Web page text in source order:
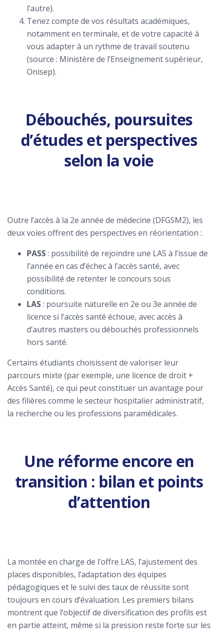
l’autre).
Tenez compte de vos résultats académiques,
notamment en terminale, et de votre capacité à
vous adapter à un rythme de travail soutenu
(source : Ministère de l’Enseignement supérieur,
Onisep).
Débouchés, poursuites
d’études et perspectives
selon la voie
Outre l’accès à la 2e année de médecine (DFGSM2), les
deux voies offrent des perspectives en réorientation :
PASS: possibilité de rejoindre une LAS à l’issue de
l’année en cas d’échec à l’accès santé, avec
possibilité de retenter le concours sous
conditions.
LAS: poursuite naturelle en 2e ou 3e année de
licence si l’accès santé échoue, avec accès à
d’autres masters ou débouchés professionnels
hors santé.
Certains étudiants choisissent de valoriser leur
parcours mixte (par exemple, une licence de droit +
Accès Santé), ce qui peut constituer un avantage pour
des filières comme le secteur hospitalier administratif,
la recherche ou les professions paramédicales.
Une réforme encore en
transition : bilan et points
d’attention
La montée en charge de l’offre LAS, l’ajustement des
places disponibles, l’adaptation des équipes
pédagogiques et le suivi des taux de réussite sont
toujours en cours d’évaluation. Les premiers bilans
montrent que l’objectif de diversification des profils est
en partie atteint, même si la pression reste forte sur les